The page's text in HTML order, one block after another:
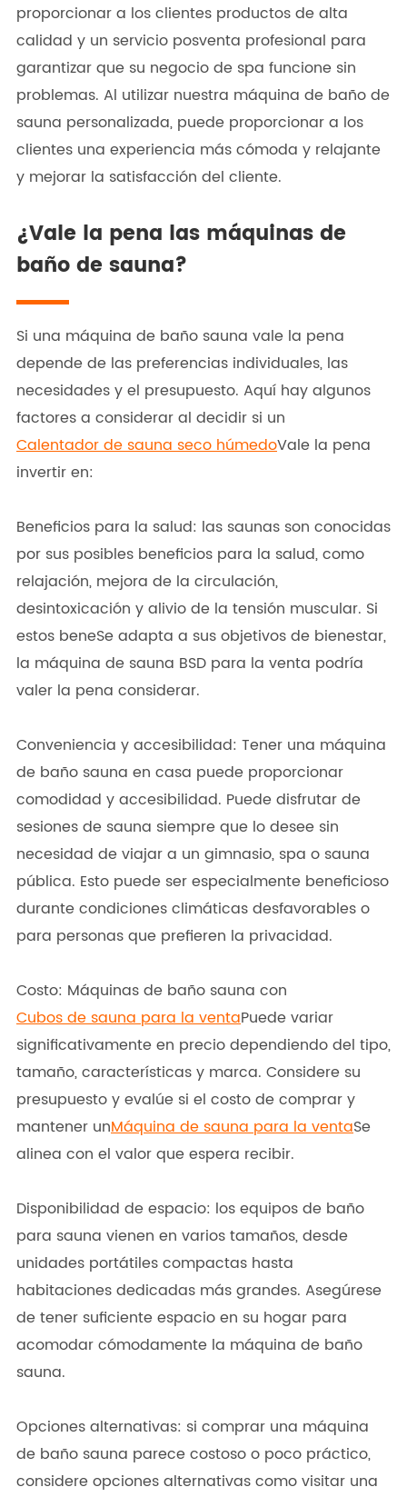
proporcionar a los clientes productos de alta
calidad y un servicio posventa profesional para
garantizar que su negocio de spa funcione sin
problemas. Al utilizar nuestra máquina de baño de
sauna personalizada, puede proporcionar a los
clientes una experiencia más cómoda y relajante
y mejorar la satisfacción del cliente.
¿Vale la pena las máquinas de
baño de sauna?
Si una máquina de baño sauna vale la pena
depende de las preferencias individuales, las
necesidades y el presupuesto. Aquí hay algunos
factores a considerar al decidir si un
Calentador de sauna seco húmedoVale la pena
invertir en:
Beneficios para la salud: las saunas son conocidas
por sus posibles beneficios para la salud, como
relajación, mejora de la circulación,
desintoxicación y alivio de la tensión muscular. Si
estos beneSe adapta a sus objetivos de bienestar,
la máquina de sauna BSD para la venta podría
valer la pena considerar.
Conveniencia y accesibilidad: Tener una máquina
de baño sauna en casa puede proporcionar
comodidad y accesibilidad. Puede disfrutar de
sesiones de sauna siempre que lo desee sin
necesidad de viajar a un gimnasio, spa o sauna
pública. Esto puede ser especialmente beneficioso
durante condiciones climáticas desfavorables o
para personas que prefieren la privacidad.
Costo: Máquinas de baño sauna con
Cubos de sauna para la ventaPuede variar
significativamente en precio dependiendo del tipo,
tamaño, características y marca. Considere su
presupuesto y evalúe si el costo de comprar y
mantener unMáquina de sauna para la ventaSe
alinea con el valor que espera recibir.
Disponibilidad de espacio: los equipos de baño
para sauna vienen en varios tamaños, desde
unidades portátiles compactas hasta
habitaciones dedicadas más grandes. Asegúrese
de tener suficiente espacio en su hogar para
acomodar cómodamente la máquina de baño
sauna.
Opciones alternativas: si comprar una máquina
de baño sauna parece costoso o poco práctico,
considere opciones alternativas como visitar una